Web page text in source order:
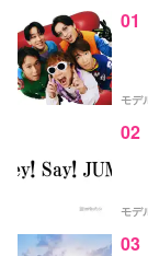
01
モデ
02
モデ
03